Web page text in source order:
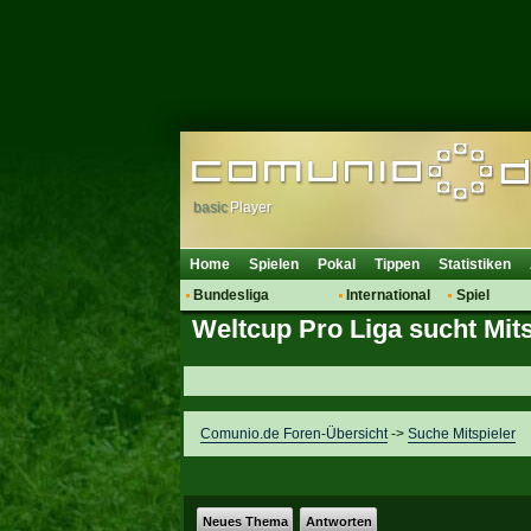
basic Player
Home Spielen Pokal Tippen Statistiken
Bundesliga
Hot News
Vereinsdiskussion
Vereinsfragen
International
Vereine
Spiel
Regeln &
Weltcup Pro Liga sucht
Comunio.de Foren-Übersicht-> Suche Mitspieler
Neues Thema Antworten